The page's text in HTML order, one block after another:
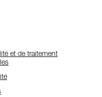
et de traitement